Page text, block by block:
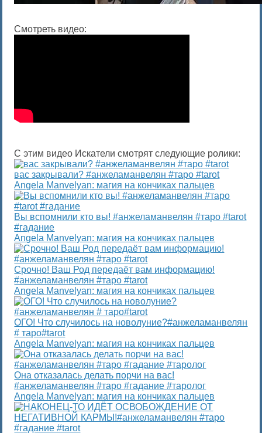
Смотреть видео:
С этим видео Искатели смотрят следующие ролики:
вас закрывали? #анжеламанвелян #таро #tarot
Angela Manvelyan: магия на кончиках пальцев
Вы вспомнили кто вы! #анжеламанвелян #таро #tarot
#гадание
Angela Manvelyan: магия на кончиках пальцев
Срочно! Ваш Род передаёт вам информацию!
#анжеламанвелян #таро #tarot
Angela Manvelyan: магия на кончиках пальцев
ОГО! Что случилось на новолуние?#анжеламанвелян
# таро#tarot
Angela Manvelyan: магия на кончиках пальцев
Она отказалась делать порчи на вас!
#анжеламанвелян #таро #гадание #таролог
Angela Manvelyan: магия на кончиках пальцев